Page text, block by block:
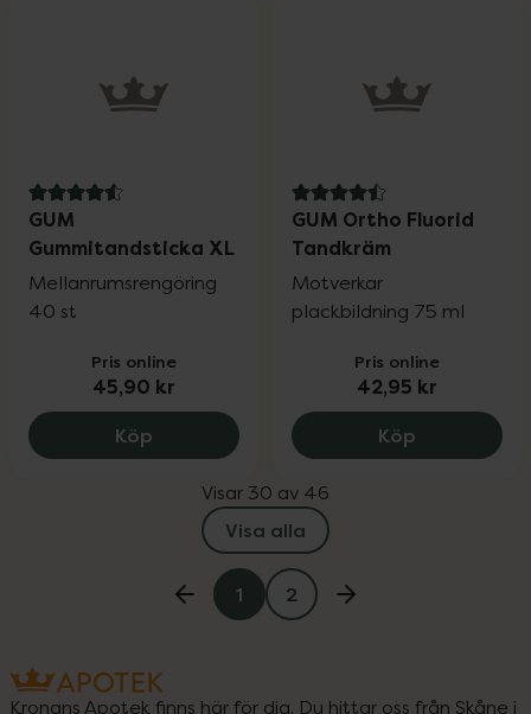
4.6 av 5 i omdöme
GUM
Gummitandsticka XL
Mellanrumsrengöring
40 st
Pris online
45,90 kr
Köp GUM Gummitandsticka XL, 45.9 kr.
4.5 av 5 i omdöme
GUM Ortho Fluorid
Tandkräm
Motverkar
plackbildning 75 ml
Pris online
42,95 kr
Köp GUM
Visar 30 av 46
Visa alla
1 2
Kronans Apotek finns här för dig. Du hittar oss från Skåne i